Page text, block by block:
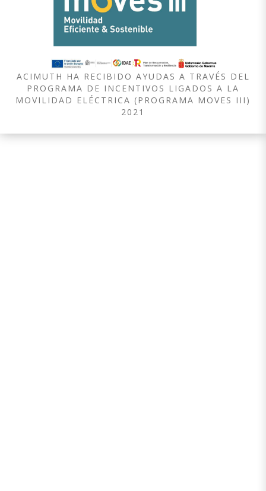
ACIMUTH HA RECIBIDO AYUDAS A TRAVÉS DEL
PROGRAMA DE INCENTIVOS LIGADOS A LA
MOVILIDAD ELÉCTRICA (PROGRAMA MOVES III)
2021